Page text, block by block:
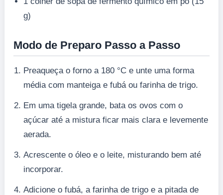
g)
Modo de Preparo Passo a Passo
Preaqueça o forno a 180 °C e unte uma forma
média com manteiga e fubá ou farinha de trigo.
Em uma tigela grande, bata os ovos com o
açúcar até a mistura ficar mais clara e levemente
aerada.
Acrescente o óleo e o leite, misturando bem até
incorporar.
Adicione o fubá, a farinha de trigo e a pitada de